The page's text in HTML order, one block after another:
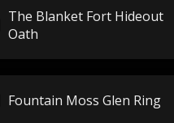
The Blanket Fort Hideout
Oath
Fountain Moss Glen Ring